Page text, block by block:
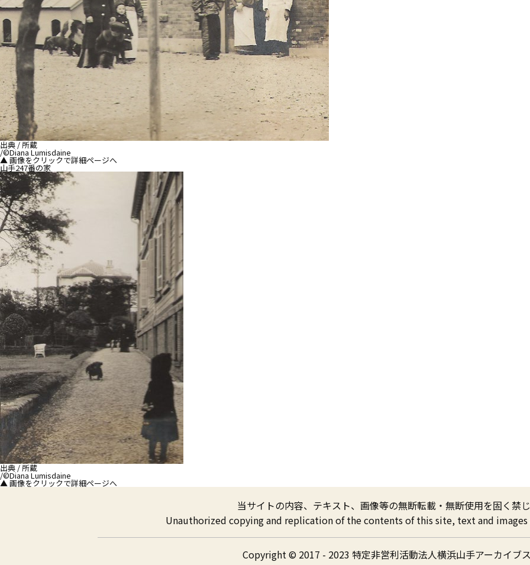
出典 / 所蔵
/©Diana Lumisdaine
▲ 画像をクリックで詳細ページへ
山手247番の家
出典 / 所蔵
/©Diana Lumisdaine
▲ 画像をクリックで詳細ページへ
当サイトの内容、テキスト、画像等の無断転載・無断使用を固く禁じ
Unauthorized copying and replication of the contents of this site, text and
Copyright © 2017 - 2023 特定非営利活動法人横浜山手アーカイブス